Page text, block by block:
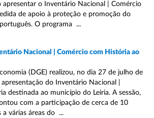
o Inventário Nacional | Comércio
de apoio à proteção e promoção do
O programa ...
Nacional | Comércio com História ao
(DGE) realizou, no dia 27 de julho de
do Inventário Nacional |
destinada ao município do Leiria. A sessão,
com a participação de cerca de 10
a várias áreas do ...